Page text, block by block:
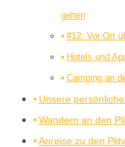
gehen
#12: Vor Ort
Hotels und
Camping an
Unsere
Wandern an den
Anreise zu den